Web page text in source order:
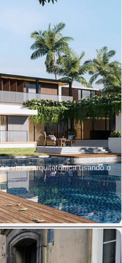
visão arquitetônica usando o